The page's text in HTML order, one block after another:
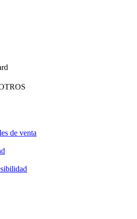
de venta
virtual de Obrerol 🤖Estoy aquí para